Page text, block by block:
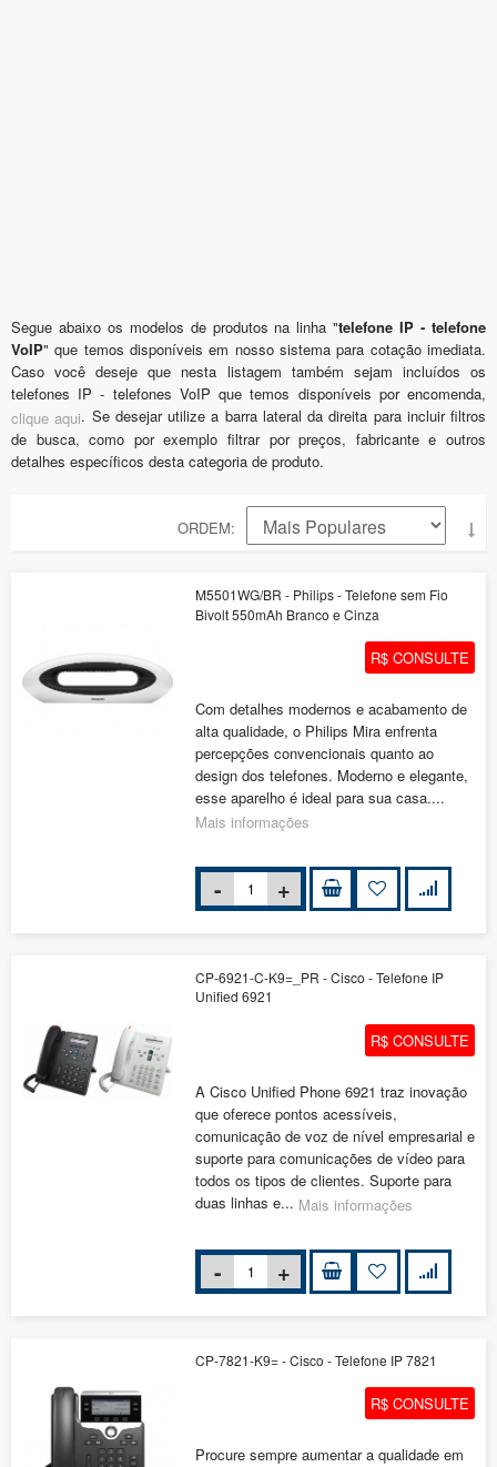
Segue abaixo os modelos de produtos na linha "telefone IP - telefone
VoIP" que temos disponíveis em nosso sistema para cotação imediata.
Caso você deseje que nesta listagem também sejam incluídos os
telefones IP - telefones VoIP que temos disponíveis por encomenda,
clique aqui. Se desejar utilize a barra lateral da direita para incluir filtros
de busca, como por exemplo filtrar por preços, fabricante e outros
detalhes específicos desta categoria de produto.
ORDEM
M5501WG/BR - Philips - Telefone sem Fio
Bivolt 550mAh Branco e Cinza
R$ CONSULTE
Com detalhes modernos e acabamento de
alta qualidade, o Philips Mira enfrenta
percepções convencionais quanto ao
design dos telefones. Moderno e elegante,
esse aparelho é ideal para sua casa....
Mais informações
CP-6921-C-K9=_PR - Cisco - Telefone IP
Unified 6921
R$ CONSULTE
A Cisco Unified Phone 6921 traz inovação
que oferece pontos acessíveis,
comunicação de voz de nível empresarial e
suporte para comunicações de vídeo para
todos os tipos de clientes. Suporte para
duas linhas e... Mais informações
CP-7821-K9= - Cisco - Telefone IP 7821
R$ CONSULTE
Procure sempre aumentar a qualidade em